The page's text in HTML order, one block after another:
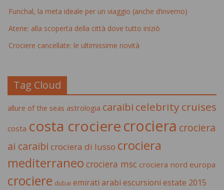
Funchal, la meta ideale per un viaggio (anche d’inverno)
Atene: alla scoperta della città dove tutto iniziò
Crociere cancellate: le ultimissime novità
Tag Cloud
allure of the seas astrologia caraibi celebrity cruises
costa costa crocierecrociera crociera
ai caraibi crociera di lusso crociera
mediterraneo crociera msc crociera nord europa
crociere dubai emirati arabi escursioni estate 2015